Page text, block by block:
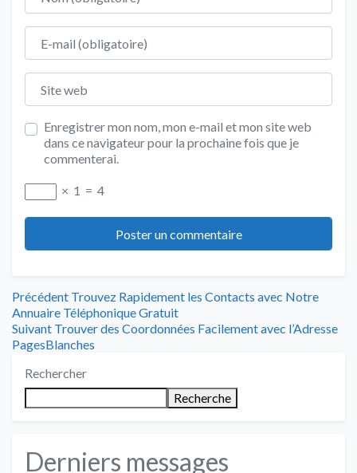
E-mail
Site web
Enregistrer mon nom, mon e-mail et mon site web
dans ce navigateur pour la prochaine fois que je
commenterai.
× 1 = 4
Navigation
de
l’article
Précédent Article
précédent
:
Trouvez Rapidement les Contacts avec Notre
Annuaire Téléphonique Gratuit
Suivant Article
suivant
Trouver des Coordonnées Facilement avec l’Adresse
PagesBlanches
Rechercher
Recherche
Derniers messages